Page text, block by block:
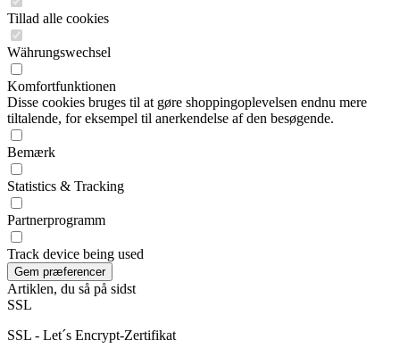
Tillad alle cookies
Währungswechsel
Komfortfunktionen
Disse cookies bruges til at gøre shoppingoplevelsen endnu mere
tiltalende, for eksempel til anerkendelse af den besøgende.
Bemærk
Statistics & Tracking
Partnerprogramm
Track device being used
Artiklen, du så på sidst
SSL
SSL - Let´s Encrypt-Zertifikat